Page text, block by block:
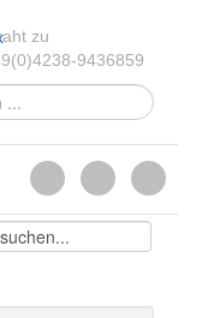
zu
(0)4238-9436859